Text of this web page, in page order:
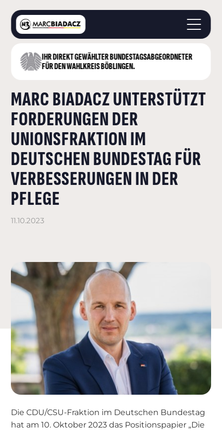
IHR DIREKT GEWÄHLTER BUNDESTAGS­ABGEORDNETER
FÜR DEN WAHLKREIS BÖBLINGEN.
STARTSEITE
LANDKREIS BÖBLINGEN
DEUTSCHER BUNDESTAG
AKTUELLES
KONTAKT
MARC BIADACZ UNTERSTÜTZT
FORDERUNGEN DER
UNIONSFRAKTION IM
DEUTSCHEN BUNDESTAG FÜR
VERBESSERUNGEN IN DER
PFLEGE
11.10.2023
Die CDU/CSU-Fraktion im Deutschen Bundestag
hat am 10. Oktober 2023 das Positionspapier „Die